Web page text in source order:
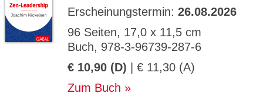
Erscheinungstermin: 26.08.2026
96 Seiten, 17,0 x 11,5 cm
Buch, 978-3-96739-287-6
€ 10,90 (D) | € 11,30 (A)
Zum Buch